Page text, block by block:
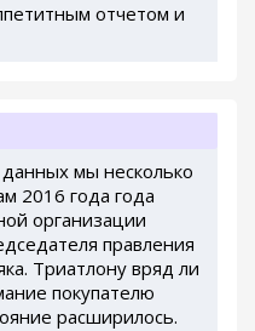
отчетом и
мы несколько
2016 года года
организации
правления
Триатлону вряд ли
покупателю
расширилось.